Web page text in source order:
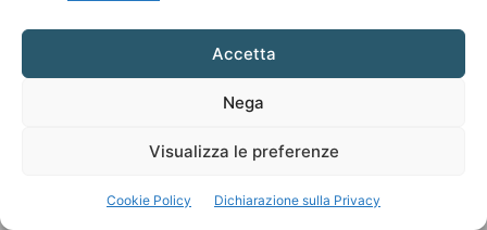
Accetta
Nega
Visualizza le preferenze
Cookie Policy Dichiarazione sulla Privacy